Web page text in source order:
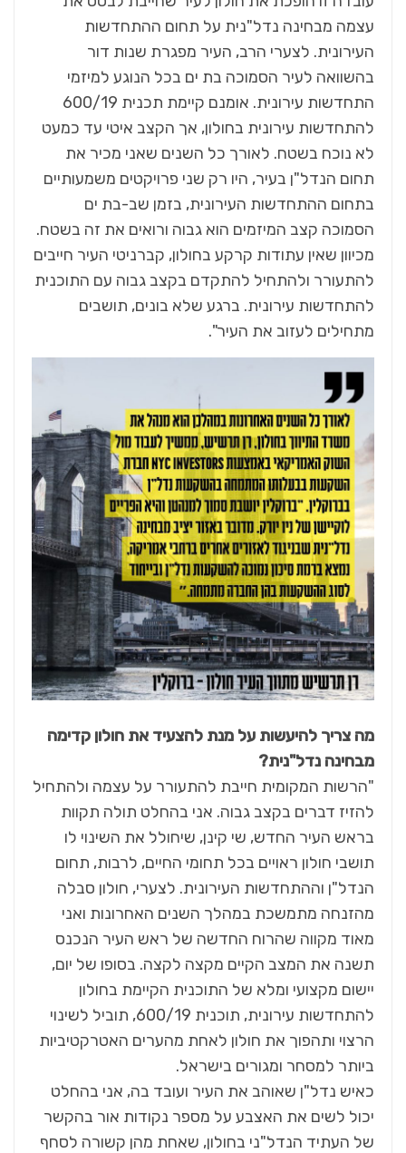
עצמה מבחינה נדל"נית על תחום ההתחדשות
העירונית. לצערי הרב, העיר מפגרת שנות דור
בהשוואה לעיר הסמוכה בת ים בכל הנוגע למיזמי
התחדשות עירונית. אומנם קיימת תכנית 600/19
להתחדשות עירונית בחולון, אך הקצב איטי עד כמעט
לא נוכח בשטח. לאורך כל השנים שאני מכיר את
תחום הנדל"ן בעיר, היו רק שני פרויקטים משמעותיים
בתחום ההתחדשות העירונית, בזמן שב-בת ים
הסמוכה קצב המיזמים הוא גבוה ורואים את זה בשטח.
מכיוון שאין עתודות קרקע בחולון, קברניטי העיר חייבים
להתעורר ולהתחיל להתקדם בקצב גבוה עם התוכנית
להתחדשות עירונית. ברגע שלא בונים, תושבים
מתחילים לעזוב את העיר".
מה צריך להיעשות על מנת להצעיד את חולון קדימה
מבחינה נדל"נית?
"הרשות המקומית חייבת להתעורר על עצמה ולהתחיל
להזיז דברים בקצב גבוה. אני בהחלט תולה תקוות
בראש העיר החדש, שי קינן, שיחולל את השינוי לו
תושבי חולון ראויים בכל תחומי החיים, לרבות, תחום
הנדל"ן וההתחדשות העירונית. לצערי, חולון סבלה
מהזנחה מתמשכת במהלך השנים האחרונות ואני
מאוד מקווה שהרוח החדשה של ראש העיר הנכנס
תשנה את המצב הקיים מקצה לקצה. בסופו של יום,
יישום מקצועי ומלא של התוכנית הקיימת בחולון
להתחדשות עירונית, תוכנית 600/19, תוביל לשינוי
הרצוי ותהפוך את חולון לאחת מהערים האטרקטיביות
ביותר למסחר ומגורים בישראל.
כאיש נדל"ן שאוהב את העיר ועובד בה, אני בהחלט
יכול לשים את האצבע על מספר נקודות אור בהקשר
של העתיד הנדל"ני בחולון, שאחת מהן קשורה לסחף